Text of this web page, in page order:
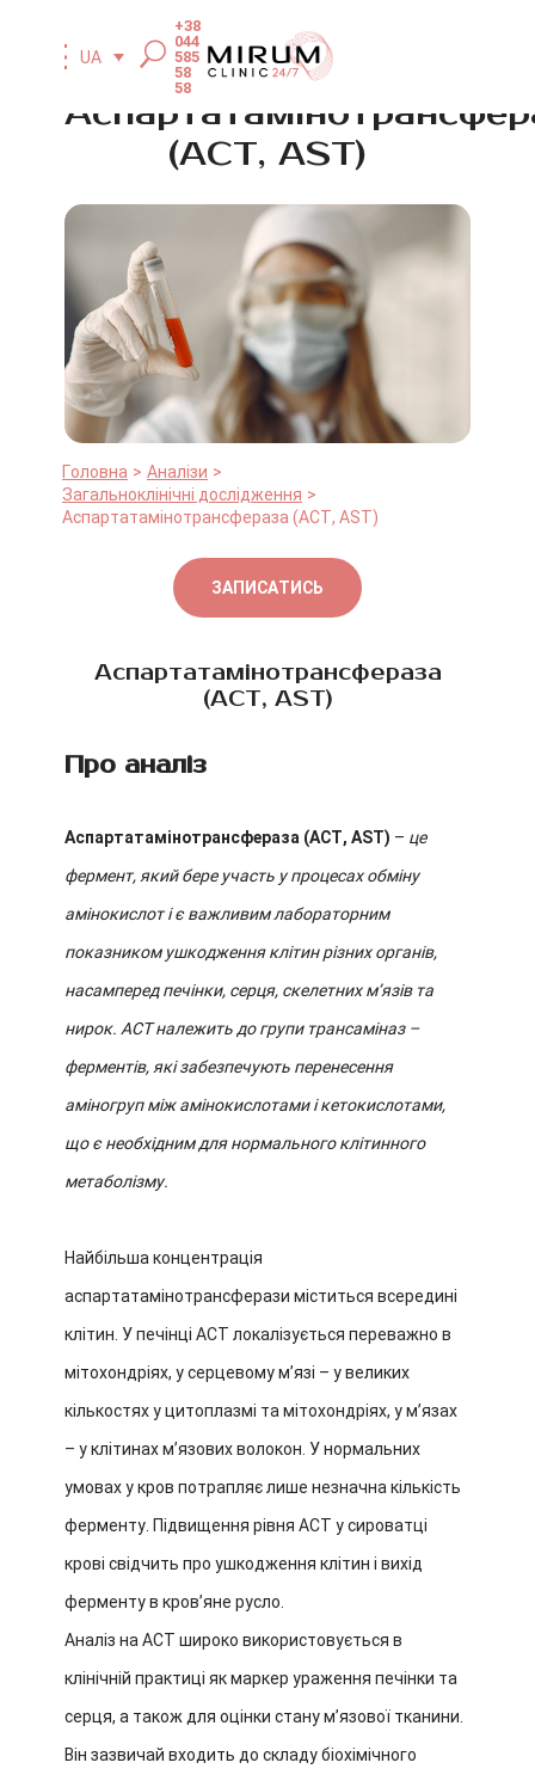
UA
+38
044
585
58
58
(АСТ, AST)
Головна
Аналізи
Загальноклінічні дослідження
Аспартатамінотрансфераза (АСТ, AST)
ЗАПИСАТИСЬ
Аспартатамінотрансфераза
(АСТ, AST)
Про аналіз
Аспартатамінотрансфераза (АСТ, AST) – це
фермент, який бере участь у процесах обміну
амінокислот і є важливим лабораторним
показником ушкодження клітин різних органів,
насамперед печінки, серця, скелетних м’язів та
нирок. АСТ належить до групи трансаміназ –
ферментів, які забезпечують перенесення
аміногруп між амінокислотами і кетокислотами,
що є необхідним для нормального клітинного
метаболізму.
Найбільша концентрація
аспартатамінотрансферази міститься всередині
клітин. У печінці АСТ локалізується переважно в
мітохондріях, у серцевому м’язі – у великих
кількостях у цитоплазмі та мітохондріях, у м’язах
– у клітинах м’язових волокон. У нормальних
умовах у кров потрапляє лише незначна кількість
ферменту. Підвищення рівня АСТ у сироватці
крові свідчить про ушкодження клітин і вихід
ферменту в кров’яне русло.
Аналіз на АСТ широко використовується в
клінічній практиці як маркер ураження печінки та
серця, а також для оцінки стану м’язової тканини.
Він зазвичай входить до складу біохімічного